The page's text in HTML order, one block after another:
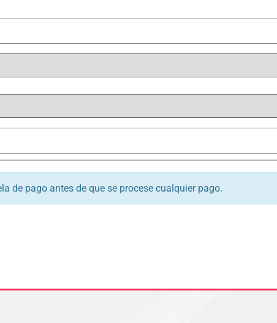
de pago antes de que se procese cualquier pago.